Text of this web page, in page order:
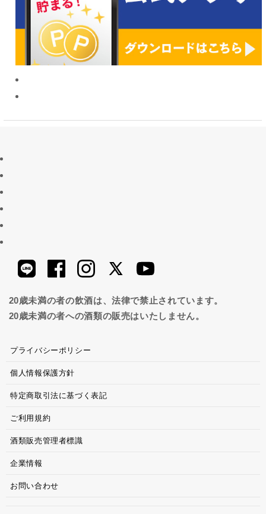
20歳未満の者の飲酒は、法律で禁止されています。
20歳未満の者への酒類の販売はいたしません。
プライバシーポリシー
個人情報保護方針
特定商取引法に基づく表記
ご利用規約
酒類販売管理者標識
企業情報
お問い合わせ